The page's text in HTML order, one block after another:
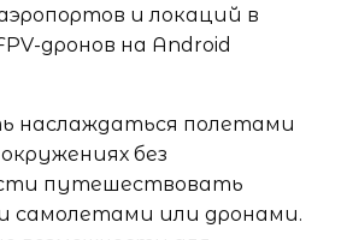
и локаций в
дронов на Android
наслаждаться полетами
без
путешествовать
самолетами или дронами.